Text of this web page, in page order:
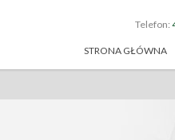
Telefon:
STRONA GŁÓWNA